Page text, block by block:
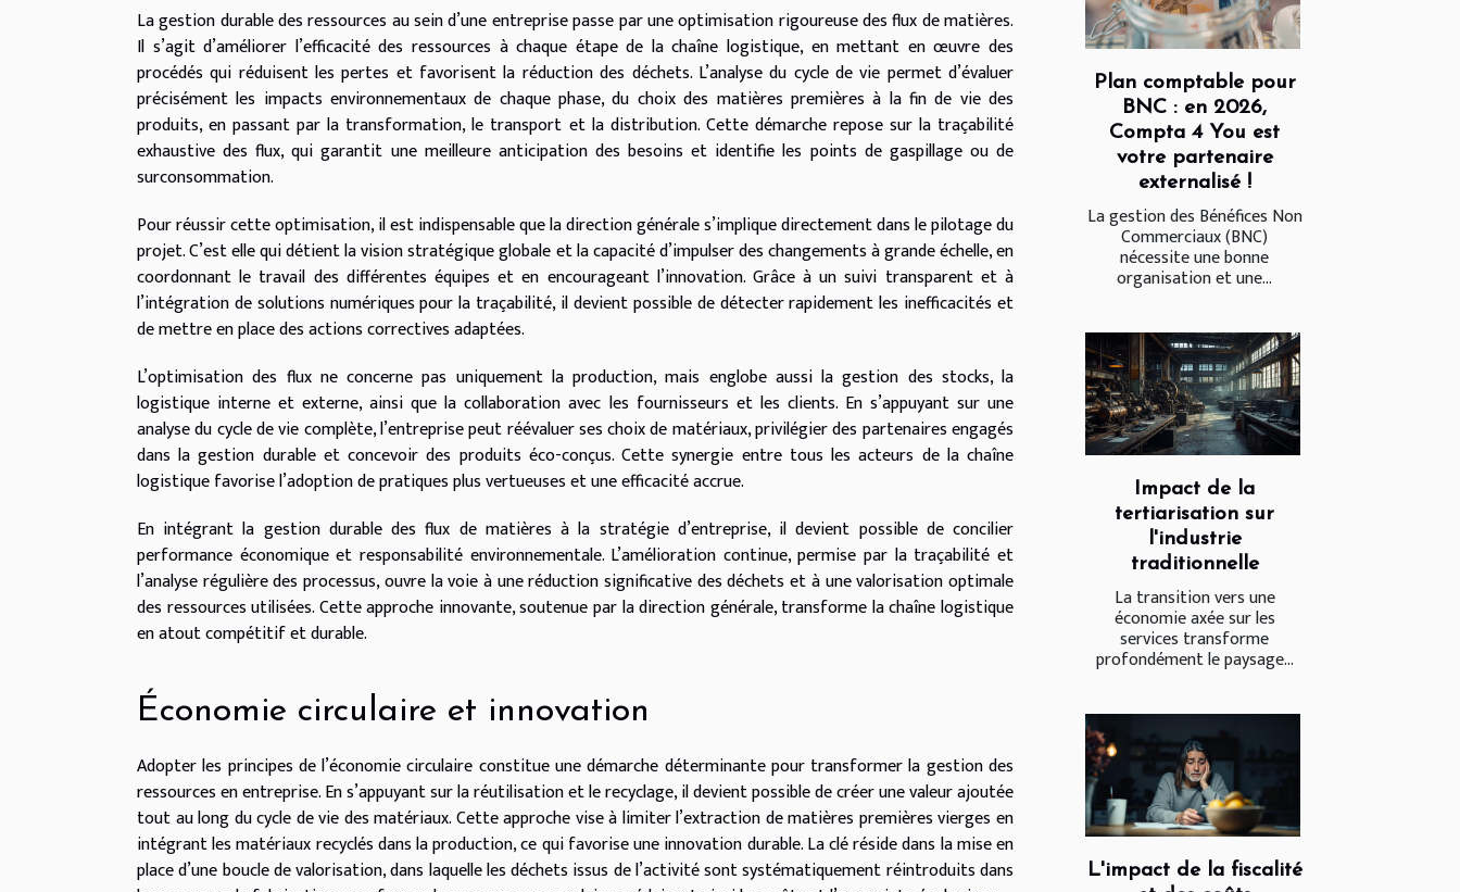
La gestion durable des ressources au sein d’une entreprise passe par une optimisation rigoureuse des flux de matières.
Il s’agit d’améliorer l’efficacité des ressources à chaque étape de la chaîne logistique, en mettant en œuvre des
procédés qui réduisent les pertes et favorisent la réduction des déchets. L’analyse du cycle de vie permet d’évaluer
précisément les impacts environnementaux de chaque phase, du choix des matières premières à la fin de vie des
produits, en passant par la transformation, le transport et la distribution. Cette démarche repose sur la traçabilité
exhaustive des flux, qui garantit une meilleure anticipation des besoins et identifie les points de gaspillage ou de
surconsommation.
Pour réussir cette optimisation, il est indispensable que la direction générale s’implique directement dans le pilotage du
projet. C’est elle qui détient la vision stratégique globale et la capacité d’impulser des changements à grande échelle, en
coordonnant le travail des différentes équipes et en encourageant l’innovation. Grâce à un suivi transparent et à
l’intégration de solutions numériques pour la traçabilité, il devient possible de détecter rapidement les inefficacités et
de mettre en place des actions correctives adaptées.
L’optimisation des flux ne concerne pas uniquement la production, mais englobe aussi la gestion des stocks, la
logistique interne et externe, ainsi que la collaboration avec les fournisseurs et les clients. En s’appuyant sur une
analyse du cycle de vie complète, l’entreprise peut réévaluer ses choix de matériaux, privilégier des partenaires engagés
dans la gestion durable et concevoir des produits éco-conçus. Cette synergie entre tous les acteurs de la chaîne
logistique favorise l’adoption de pratiques plus vertueuses et une efficacité accrue.
En intégrant la gestion durable des flux de matières à la stratégie d’entreprise, il devient possible de concilier
performance économique et responsabilité environnementale. L’amélioration continue, permise par la traçabilité et
l’analyse régulière des processus, ouvre la voie à une réduction significative des déchets et à une valorisation optimale
des ressources utilisées. Cette approche innovante, soutenue par la direction générale, transforme la chaîne logistique
en atout compétitif et durable.
Économie circulaire et innovation
Adopter les principes de l’économie circulaire constitue une démarche déterminante pour transformer la gestion des
ressources en entreprise. En s’appuyant sur la réutilisation et le recyclage, il devient possible de créer une valeur ajoutée
tout au long du cycle de vie des matériaux. Cette approche vise à limiter l’extraction de matières premières vierges en
intégrant les matériaux recyclés dans la production, ce qui favorise une innovation durable. La clé réside dans la mise en
place d’une boucle de valorisation, dans laquelle les déchets issus de l’activité sont systématiquement réintroduits dans
Plan comptable pour
BNC : en 2026,
Compta 4 You est
votre partenaire
externalisé !
La gestion des Bénéfices Non
Commerciaux (BNC)
nécessite une bonne
organisation et une...
Impact de la
tertiarisation sur
l'industrie
traditionnelle
La transition vers une
économie axée sur les
services transforme
profondément le paysage...
L'impact de la fiscalité